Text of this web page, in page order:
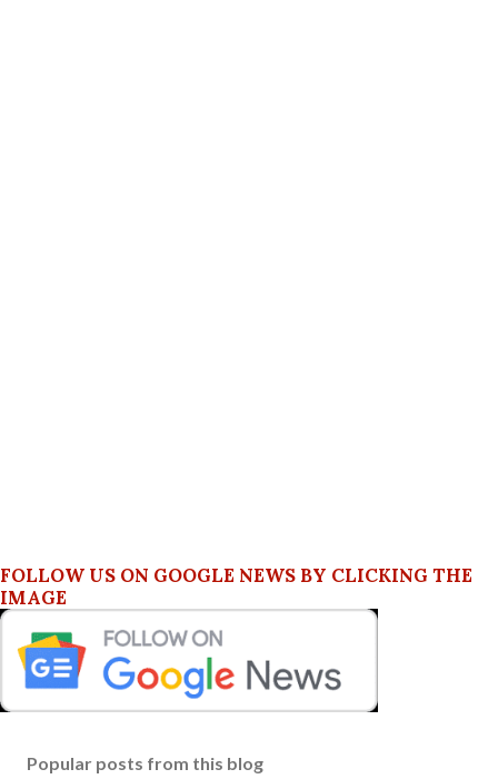
FOLLOW US ON GOOGLE NEWS BY CLICKING THE
IMAGE
Popular posts from this blog